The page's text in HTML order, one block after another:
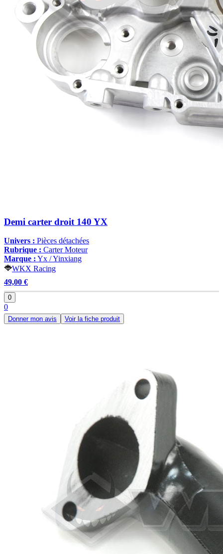
Demi carter droit 140 YX
Univers : Pièces détachées
Rubrique : Carter Moteur
Marque : Yx / Yinxiang
WKX Racing
49,00 €
0
0
Donner mon avis Voir la fiche produit